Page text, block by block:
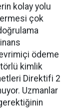
kolay yolu
çok
ödeme
kimlik
Direktifi 2
Uzmanlar